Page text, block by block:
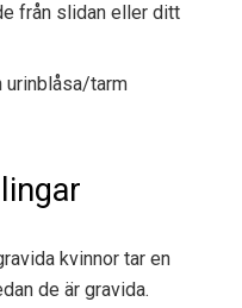
från slidan eller ditt
urinblåsa/tarm
kvinnor tar en
de är gravida.